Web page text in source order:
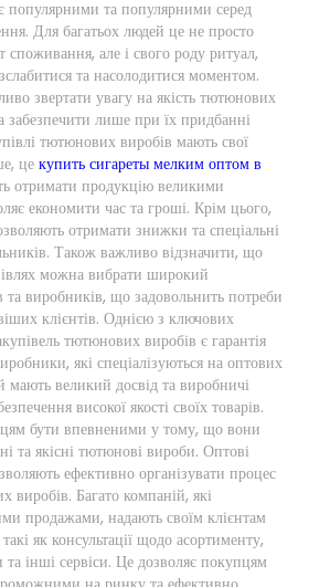
популярними та популярними серед
Для багатьох людей це не просто
але і свого роду ритуал,
та насолодитися моментом.
звертати увагу на якість тютюнових
забезпечити лише при їх придбанні
тютюнових виробів мають свої
це купить сигареты мелким оптом в
отримати продукцію великими
економити час та гроші. Крім цього,
отримати знижки та спеціальні
Також важливо відзначити, що
можна вибрати широкий
та виробників, що задовольнить потреби
клієнтів. Однією з ключових
тютюнових виробів є гарантія
які спеціалізуються на оптових
мають великий досвід та виробничі
високої якості своїх товарів.
бути впевненими у тому, що вони
та якісні тютюнові вироби. Оптові
ефективно організувати процес
Багато компаній, які
продажами, надають своїм клієнтам
як консультації щодо асортименту,
та інші сервіси. Це дозволяє покупцям